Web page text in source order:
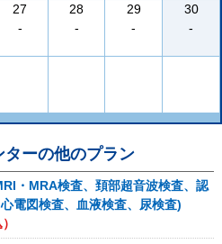
27
-
28
-
29
-
30
-
ターの他のプラン
・MRA検査、頚部超音波検査、認
電図検査、血液検査、尿検査)